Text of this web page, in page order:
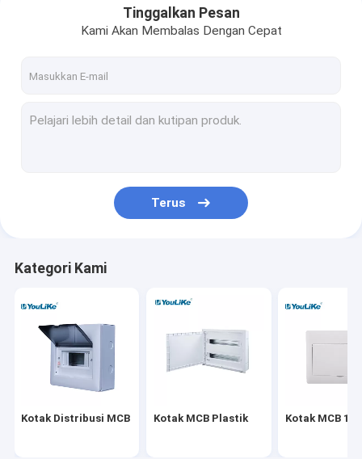
Kotak MCB 10 Arah
Kotak MCB Fase Tunggal
Kotak Distribusi Flush Mount
Panel Distribusi Daya Luar Ruangan
Kotak Ekipotensial
Tinggalkan Pesan
Kami Akan Membalas Dengan Cepat
Terus
Kategori Kami
Kotak Distribusi MCB Kotak MCB Plastik Kotak MCB 10